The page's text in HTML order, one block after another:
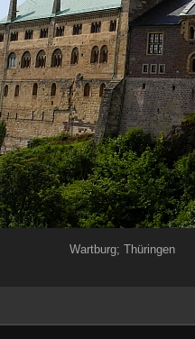
Wartburg; Thüringen